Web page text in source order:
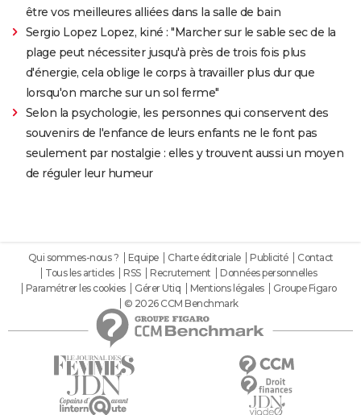
être vos meilleures alliées dans la salle de bain
Sergio Lopez Lopez, kiné : "Marcher sur le sable sec de la
plage peut nécessiter jusqu'à près de trois fois plus
d'énergie, cela oblige le corps à travailler plus dur que
lorsqu'on marche sur un sol ferme"
Selon la psychologie, les personnes qui conservent des
souvenirs de l'enfance de leurs enfants ne le font pas
seulement par nostalgie : elles y trouvent aussi un moyen
de réguler leur humeur
Qui sommes-nous ? Equipe Charte éditoriale Publicité
Contact
Tous les articles
RSS Recrutement
Données personnelles
Paramétrer les cookies
Gérer Utiq Mentions légales
Groupe Figaro
© 2026 CCM Benchmark